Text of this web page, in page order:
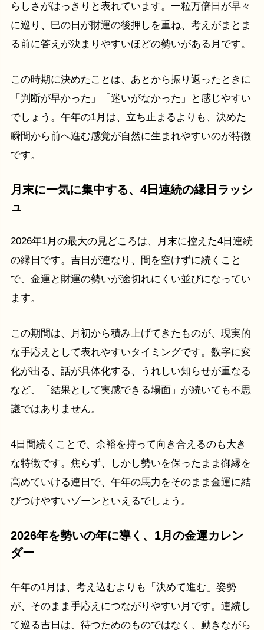
らしさがはっきりと表れています。一粒万倍日が早々
に巡り、巳の日が財運の後押しを重ね、考えがまとま
る前に答えが決まりやすいほどの勢いがある月です。
この時期に決めたことは、あとから振り返ったときに
「判断が早かった」「迷いがなかった」と感じやすい
でしょう。午年の1月は、立ち止まるよりも、決めた
瞬間から前へ進む感覚が自然に生まれやすいのが特徴
です。
月末に一気に集中する、4日連続の縁日ラッシ
ュ
2026年1月の最大の見どころは、月末に控えた4日連続
の縁日です。吉日が連なり、間を空けずに続くこと
で、金運と財運の勢いが途切れにくい並びになってい
ます。
この期間は、月初から積み上げてきたものが、現実的
な手応えとして表れやすいタイミングです。数字に変
化が出る、話が具体化する、うれしい知らせが重なる
など、「結果として実感できる場面」が続いても不思
議ではありません。
4日間続くことで、余裕を持って向き合えるのも大き
な特徴です。焦らず、しかし勢いを保ったまま御縁を
高めていける連日で、午年の馬力をそのまま金運に結
びつけやすいゾーンといえるでしょう。
2026年を勢いの年に導く、1月の金運カレン
ダー
午年の1月は、考え込むよりも「決めて進む」姿勢
が、そのまま手応えにつながりやすい月です。連続し
て巡る吉日は、待つためのものではなく、動きながら